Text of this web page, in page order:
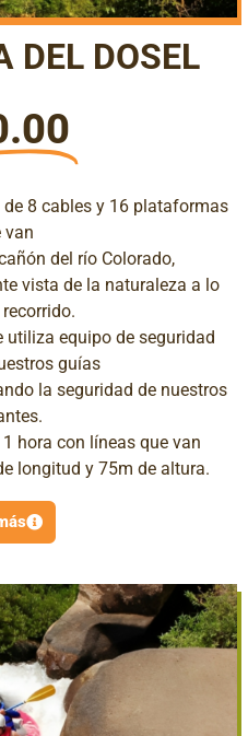
DEL DOSEL
8 cables y 16 plataformas
van
del río Colorado,
vista de la naturaleza a lo
utiliza equipo de seguridad
guías
la seguridad de nuestros
hora con líneas que van
longitud y 75m de altura.